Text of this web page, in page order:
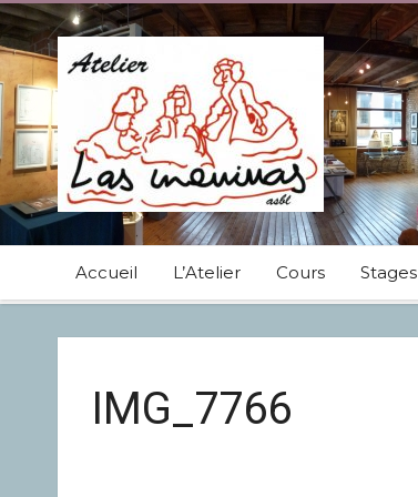
Accueil L’Atelier Cours Stages
IMG_7766